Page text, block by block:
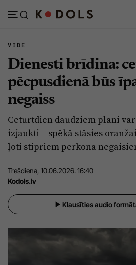
Abonēt
Ziņas
Politika
Pašvaldības
Veselība
Ģimene
Vide
VIDE
Dienesti brīdina:
pēcpusdienā būs
negaiss
Ceturtdien daudziem plāni
izjaukti – spēkā stāsies
ļoti stipriem pērkona
Trešdiena, 10.06.2026. 16:40
Kodols.lv
Klausīties audio